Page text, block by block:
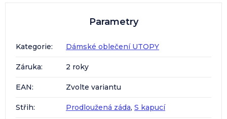
Parametry
Kategorie: Dámské oblečení UTOPY
Záruka: 2 roky
EAN: Zvolte variantu
Střih: Prodloužená záda, S kapucí